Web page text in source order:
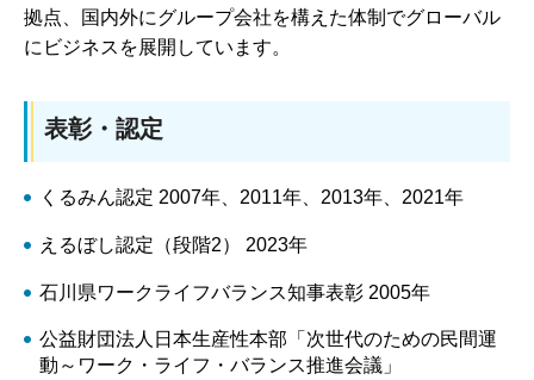
拠点、国内外にグループ会社を構えた体制でグローバル
にビジネスを展開しています。
表彰・認定
くるみん認定 2007年、2011年、2013年、2021年
えるぼし認定（段階2） 2023年
石川県ワークライフバランス知事表彰 2005年
公益財団法人日本生産性本部「次世代のための民間運
動～ワーク・ライフ・バランス推進会議」